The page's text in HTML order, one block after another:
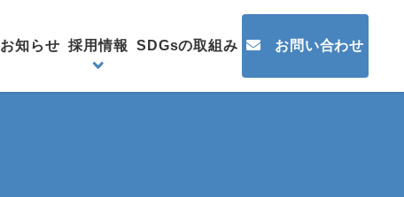
お知らせ 採用情報 SDGsの取組み お問い合わせ